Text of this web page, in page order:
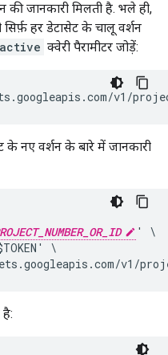
जानकारी मिलती है. भले ही,
हर डेटासेट के चालू वर्शन
क्वेरी पैरामीटर जोड़ें:
v1/
नए वर्शन के बारे में जानकारी
' \
\
v1/